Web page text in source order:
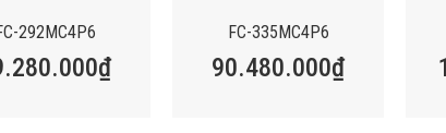
292MC4P6
₫
FC-335MC4P6
90.480.000₫